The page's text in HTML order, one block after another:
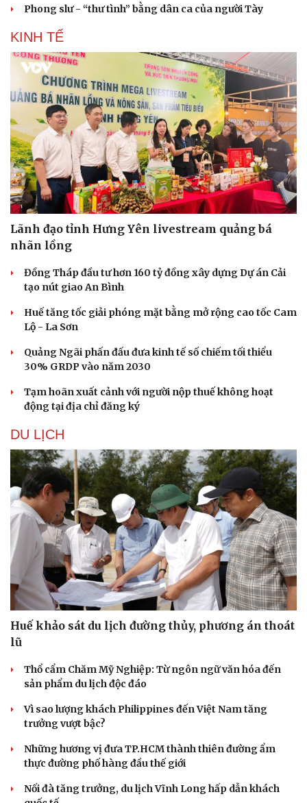
Sức khỏe
Dinh dưỡng - món ngon
Cây thuốc
Sản phụ khoa
Nhi khoa
Nam khoa
Làm đẹp - giảm cân
Phòng mạch online
Đời sống
Nhà đẹp
Blog
Tình yêu - Gia đình
Phong slư - “thư tình” bằng dân ca của người Tày
KINH TẾ
Lãnh đạo tỉnh Hưng Yên livestream quảng bá
nhãn lồng
Đồng Tháp đầu tư hơn 160 tỷ đồng xây dựng Dự án Cải
tạo nút giao An Bình
Huế tăng tốc giải phóng mặt bằng mở rộng cao tốc Cam
Lộ - La Sơn
Quảng Ngãi phấn đấu đưa kinh tế số chiếm tối thiểu
30% GRDP vào năm 2030
Tạm hoãn xuất cảnh với người nộp thuế không hoạt
động tại địa chỉ đăng ký
DU LỊCH
Huế khảo sát du lịch đường thủy, phương án thoát
lũ
Thổ cẩm Chăm Mỹ Nghiệp: Từ ngôn ngữ văn hóa đến
sản phẩm du lịch độc đáo
Vì sao lượng khách Philippines đến Việt Nam tăng
trưởng vượt bậc?
Những hương vị đưa TP.HCM thành thiên đường ẩm
thực đường phố hàng đầu thế giới
Nối đà tăng trưởng, du lịch Vĩnh Long hấp dẫn khách